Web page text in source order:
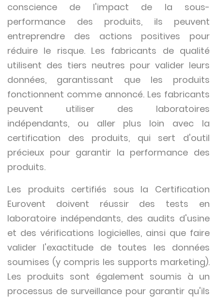
conscience de l'impact de la sous-
performance des produits, ils peuvent
entreprendre des actions positives pour
réduire le risque. Les fabricants de qualité
utilisent des tiers neutres pour valider leurs
données, garantissant que les produits
fonctionnent comme annoncé. Les fabricants
peuvent utiliser des laboratoires
indépendants, ou aller plus loin avec la
certification des produits, qui sert d'outil
précieux pour garantir la performance des
produits.
Les produits certifiés sous la Certification
Eurovent doivent réussir des tests en
laboratoire indépendants, des audits d'usine
et des vérifications logicielles, ainsi que faire
valider l'exactitude de toutes les données
soumises (y compris les supports marketing).
Les produits sont également soumis à un
processus de surveillance pour garantir qu'ils